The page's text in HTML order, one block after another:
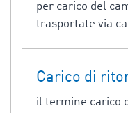
per carico del
trasportate via
Carico di
il termine carico